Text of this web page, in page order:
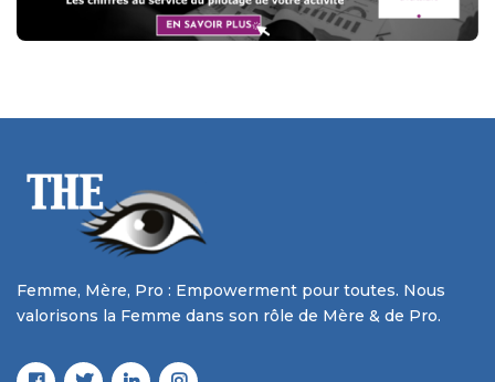
Femme, Mère, Pro : Empowerment pour toutes. Nous
valorisons la Femme dans son rôle de Mère & de Pro.